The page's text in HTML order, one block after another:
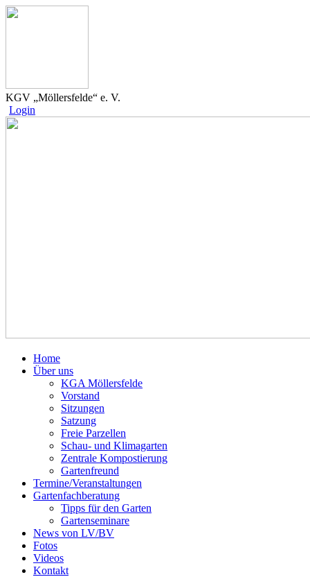
KGV „Möllersfelde“ e. V.
Login
Home
Über uns
KGA Möllersfelde
Vorstand
Sitzungen
Satzung
Freie Parzellen
Schau- und Klimagarten
Zentrale Kompostierung
Gartenfreund
Termine/Veranstaltungen
Gartenfachberatung
Tipps für den Garten
Gartenseminare
News von LV/BV
Fotos
Videos
Kontakt